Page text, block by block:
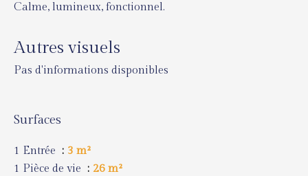
Calme, lumineux, fonctionnel.
Autres visuels
Pas d'informations disponibles
Surfaces
1 Entrée
3 m²
1 Pièce de vie
26 m²